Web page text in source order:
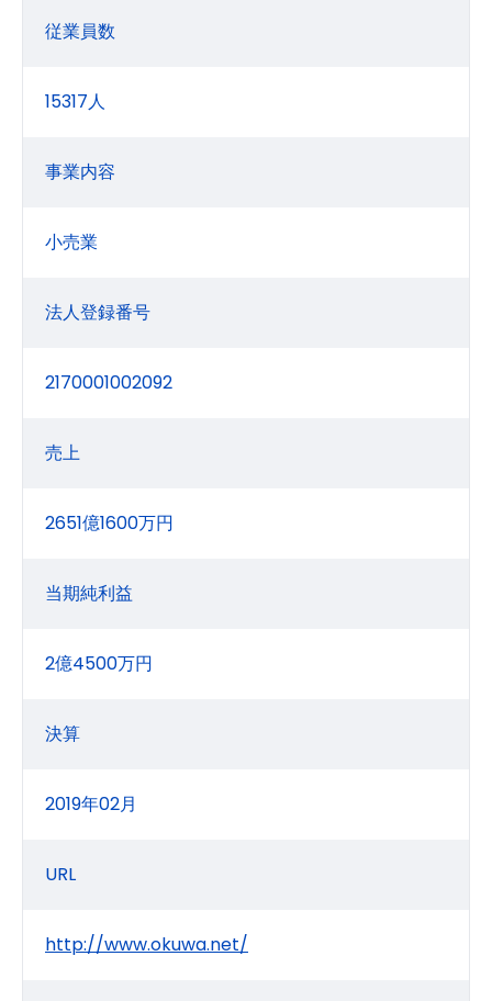
従業員数
15317人
事業内容
小売業
法人登録番号
2170001002092
売上
2651億1600万円
当期純利益
2億4500万円
決算
2019年02月
URL
http://www.okuwa.net/